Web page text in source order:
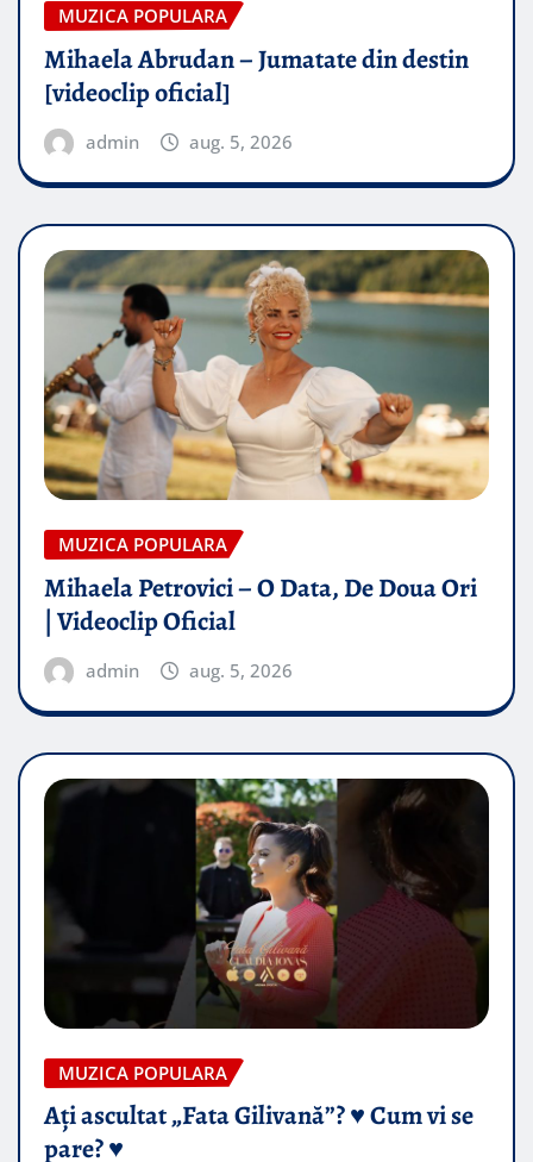
MUZICA POPULARA
Mihaela Abrudan – Jumatate din destin
[videoclip oficial]
admin aug. 5, 2026
MUZICA POPULARA
Mihaela Petrovici – O Data, De Doua Ori
| Videoclip Oficial
admin aug. 5, 2026
MUZICA POPULARA
Ați ascultat „Fata Gilivană”? ♥️ Cum vi se
pare? ♥️